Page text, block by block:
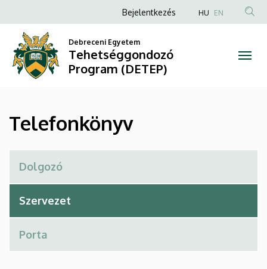
Telefonkönyv
Tehetséggondozó
Program
(DETEP)
a
tartalomra
Anonim
fiók
menüje
Bejelentkezés HU EN
Debreceni Egyetem
Tehetséggondozó
Program (DETEP)
Telefonkönyv